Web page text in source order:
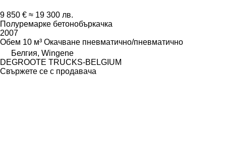
9 850 € ≈ 19 300 лв.
Полуремарке бетонобъркачка
2007
Обем 10 м³ Окачване пневматично/пневматично
Белгия, Wingene
DEGROOTE TRUCKS-BELGIUM
Свържете се с продавача